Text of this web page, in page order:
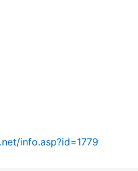
info.asp?id=1779